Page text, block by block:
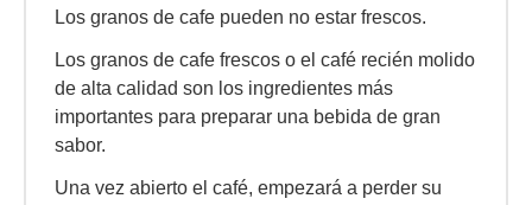
Los granos de cafe pueden no estar frescos.
Los granos de cafe frescos o el café recién molido
de alta calidad son los ingredientes más
importantes para preparar una bebida de gran
sabor.
Una vez abierto el café, empezará a perder su